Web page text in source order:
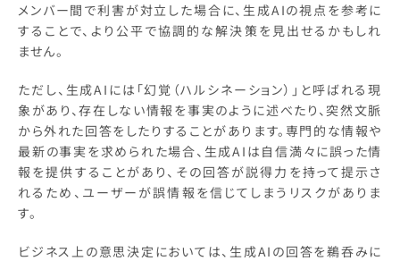
メンバー間で利害が対立した場合に、生成AIの視点を参考に
することで、より公平で協調的な解決策を見出せるかもしれ
ません。
ただし、生成AIには「幻覚（ハルシネーション）」と呼ばれる現
象があり、存在しない情報を事実のように述べたり、突然文脈
から外れた回答をしたりすることがあります。専門的な情報や
最新の事実を求められた場合、生成AIは自信満々に誤った情
報を提供することがあり、その回答が説得力を持って提示さ
れるため、ユーザーが誤情報を信じてしまうリスクがありま
す。
ビジネス上の意思決定においては、生成AIの回答を鵜呑みに